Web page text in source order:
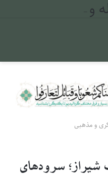
فرات
و مذهبی
شیراز؛ سرودهای